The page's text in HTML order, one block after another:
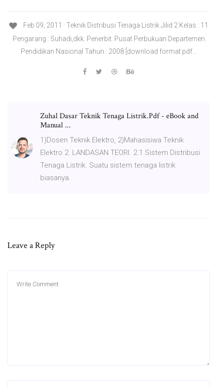
Feb 09, 2011 · Teknik Distribusi Tenaga Listrik Jilid 2 Kelas : 11
Pengarang : Suhadi,dkk. Penerbit: Pusat Perbukuan Departemen
Pendidikan Nasional Tahun : 2008 [download format pdf…
Zuhal Dasar Teknik Tenaga Listrik.Pdf - eBook and
Manual ...
1)Dosen Teknik Elektro, 2)Mahasisiwa Teknik
Elektro 2. LANDASAN TEORI. 2.1 Sistem Distribusi
Tenaga Listrik. Suatu sistem tenaga listrik
biasanya.
Leave a Reply